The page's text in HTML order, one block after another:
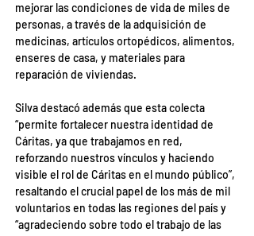
mejorar las condiciones de vida de miles de
personas, a través de la adquisición de
medicinas, artículos ortopédicos, alimentos,
enseres de casa, y materiales para
reparación de viviendas.
Silva destacó además que esta colecta
“permite fortalecer nuestra identidad de
Cáritas, ya que trabajamos en red,
reforzando nuestros vínculos y haciendo
visible el rol de Cáritas en el mundo público”,
resaltando el crucial papel de los más de mil
voluntarios en todas las regiones del país y
“agradeciendo sobre todo el trabajo de las